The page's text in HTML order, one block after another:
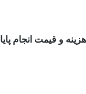
هزینه و قیمت انجام